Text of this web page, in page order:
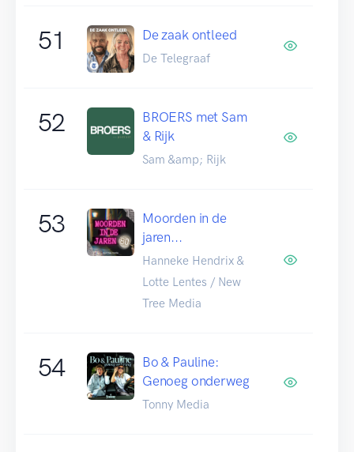
51 De zaak ontleed
De Telegraaf
52
BROERS met Sam
& Rijk
Sam &amp; Rijk
53
Moorden in de
jaren...
Hanneke Hendrix &
Lotte Lentes / New
Tree Media
54
Bo & Pauline:
Genoeg onderweg
Tonny Media